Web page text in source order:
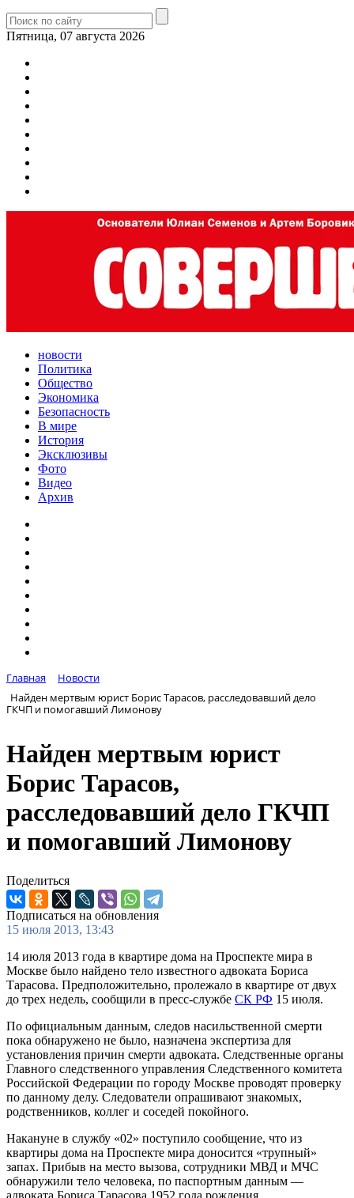
Пятница, 07 августа 2026
новости
Политика
Общество
Экономика
Безопасность
В мире
История
Эксклюзивы
Фото
Видео
Архив
Главная
Новости
Найден мертвым юрист Борис Тарасов, расследовавший дело
ГКЧП и помогавший Лимонову
Найден мертвым юрист
Борис Тарасов,
расследовавший дело ГКЧП
и помогавший Лимонову
Поделиться
Подписаться на обновления
15 июля 2013, 13:43
14 июля 2013 года в квартире дома на Проспекте мира в
Москве было найдено тело известного адвоката Бориса
Тарасова. Предположительно, пролежало в квартире от двух
до трех недель, сообщили в пресс-службе СК РФ 15 июля.
По официальным данным, следов насильственной смерти
пока обнаружено не было, назначена экспертиза для
установления причин смерти адвоката. Следственные органы
Главного следственного управления Следственного комитета
Российской Федерации по городу Москве проводят проверку
по данному делу. Следователи опрашивают знакомых,
родственников, коллег и соседей покойного.
Накануне в службу «02» поступило сообщение, что из
квартиры дома на Проспекте мира доносится «трупный»
запах. Прибыв на место вызова, сотрудники МВД и МЧС
обнаружили тело человека, по паспортным данным —
адвоката Бориса Тарасова 1952 года рождения.